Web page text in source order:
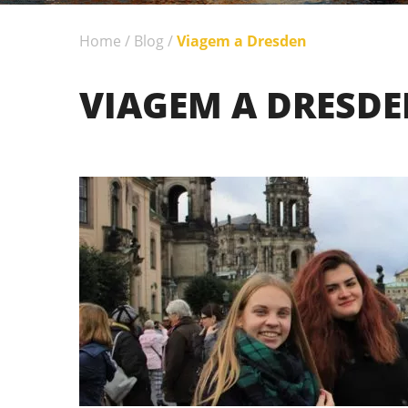
Home / Blog /Viagem a Dresden
VIAGEM A